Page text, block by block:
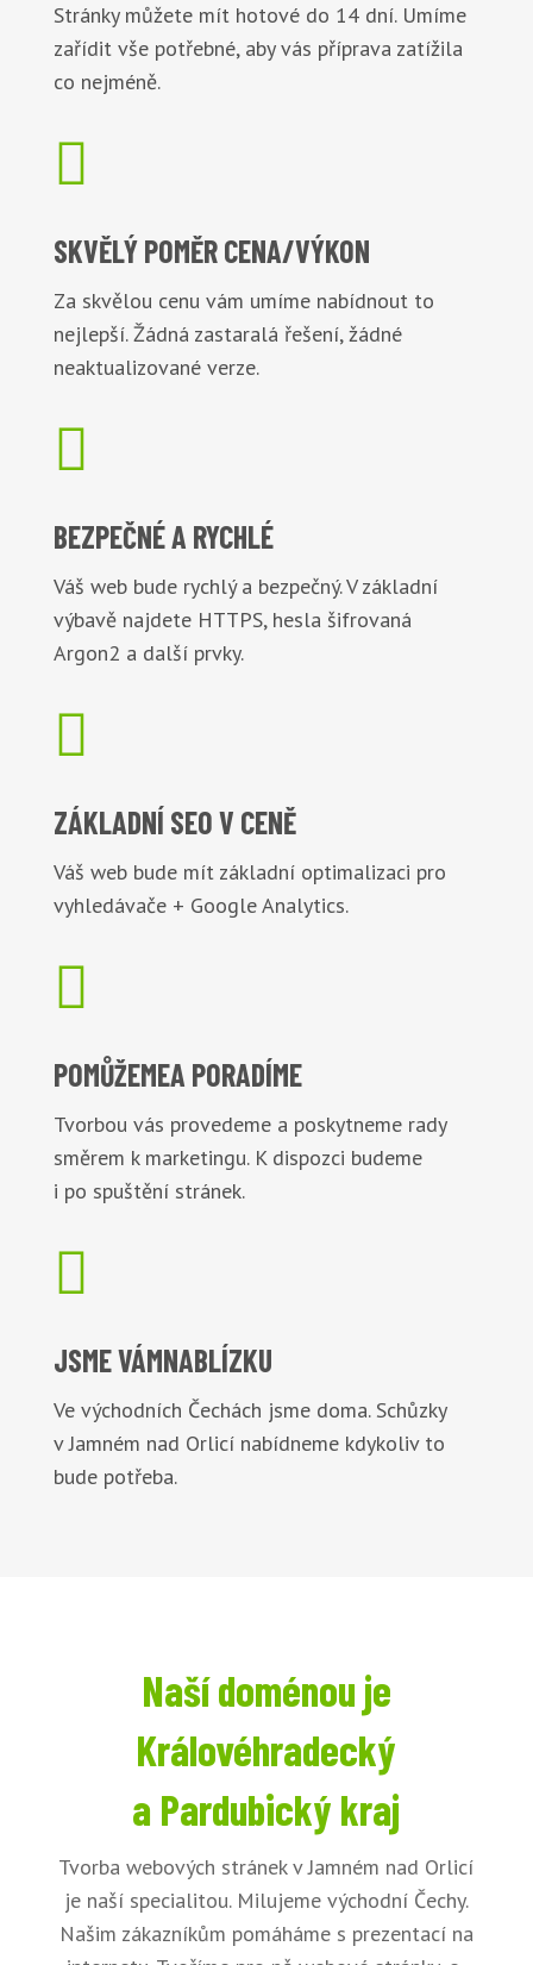
Stránky můžete mít hotové do 14 dní. Umíme
zařídit vše potřebné, aby vás příprava zatížila
co nejméně.

SKVĚLÝ POMĚRCENA/VÝKON
Za skvělou cenu vám umíme nabídnout to
nejlepší. Žádná zastaralá řešení, žádné
neaktualizované verze.

BEZPEČNÉA RYCHLÉ
Váš web bude rychlý a bezpečný. V základní
výbavě najdete HTTPS, hesla šifrovaná
Argon2 a další prvky.

ZÁKLADNÍ SEO V CENĚ
Váš web bude mít základní optimalizaci pro
vyhledávače + Google Analytics.

POMŮŽEMEA PORADÍME
Tvorbou vás provedeme a poskytneme rady
směrem k marketingu. K dispozci budeme
i po spuštění stránek.

JSME VÁMNABLÍZKU
Ve východních Čechách jsme doma. Schůzky
v Jamném nad Orlicí nabídneme kdykoliv to
bude potřeba.
Naší doménou je
Královéhradecký
a Pardubický kraj
Tvorba webových stránek v Jamném nad Orlicí
je naší specialitou. Milujeme východní Čechy.
Našim zákazníkům pomáháme s prezentací na